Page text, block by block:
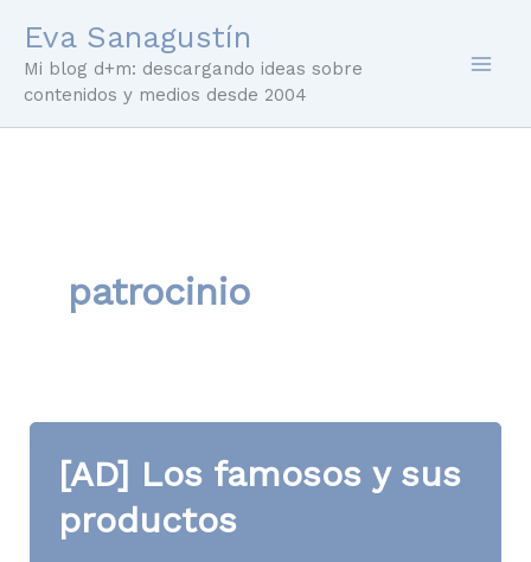
contenido
Eva Sanagustín
Mi blog d+m: descargando ideas sobre
contenidos y medios desde 2004
patrocinio
[AD] Los famosos y sus
productos